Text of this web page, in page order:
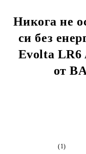
Никога не
си без
Evolta LR6
от
(1)